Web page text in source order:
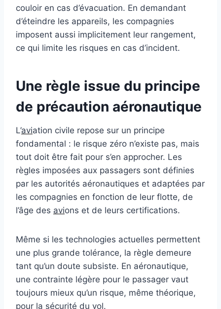
couloir en cas d’évacuation. En demandant
d’éteindre les appareils, les compagnies
imposent aussi implicitement leur rangement,
ce qui limite les risques en cas d’incident.
Une règle issue du principe
de précaution aéronautique
L’aviation civile repose sur un principe
fondamental : le risque zéro n’existe pas, mais
tout doit être fait pour s’en approcher. Les
règles imposées aux passagers sont définies
par les autorités aéronautiques et adaptées par
les compagnies en fonction de leur flotte, de
l’âge des avions et de leurs certifications.
Même si les technologies actuelles permettent
une plus grande tolérance, la règle demeure
tant qu’un doute subsiste. En aéronautique,
une contrainte légère pour le passager vaut
toujours mieux qu’un risque, même théorique,
pour la sécurité du vol.